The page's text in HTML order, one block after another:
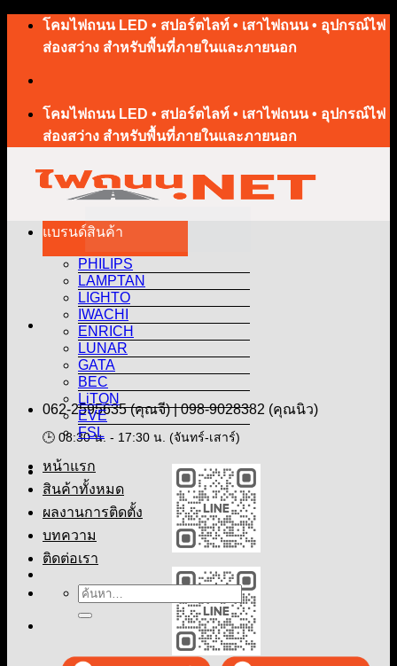
โคมไฟถนน LED • สปอร์ตไลท์ • เสาไฟถนน • อุปกรณ์ไฟ
ส่องสว่าง สำหรับพื้นที่ภายในและภายนอก
โคมไฟถนน LED • สปอร์ตไลท์ • เสาไฟถนน • อุปกรณ์ไฟ
ส่องสว่าง สำหรับพื้นที่ภายในและภายนอก
062-2595635 (คุณจี) |098-9028382 (คุณนิว)
🕒 08:30 น. - 17:30 น. (จันทร์-เสาร์)
แบรนด์สินค้า
PHILIPS
LAMPTAN
LIGHTO
IWACHI
ENRICH
LUNAR
GATA
BEC
LiTON
EVE
FSL
หน้าแรก
สินค้าทั้งหมด
ผลงานการติดตั้ง
บทความ
ติดต่อเรา